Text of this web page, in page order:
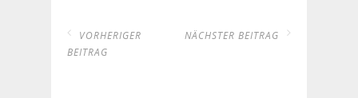
VORHERIGER
BEITRAG
NÄCHSTER BEITRAG